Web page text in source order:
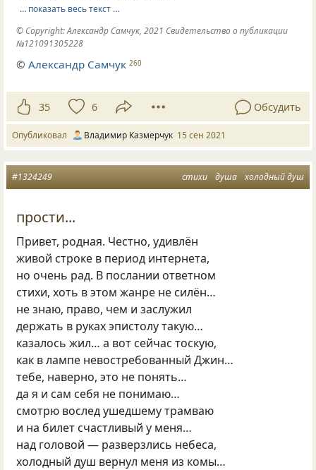
… показать весь текст …
© Copyright: Александр Самчук, 2021 Свидетельство о публикации
№121091305228
©Александр Самчук 260
35 6 Обсудить
Опубликовал Владимир Казмерчук 15 сен 2021
стихи душа холодный душ
#1324249
прости...
Привет, родная. Честно, удивлён
живой строке в период интернета,
но очень рад. В послании ответном
стихи, хоть в этом жанре не силён…
не знаю, право, чем и заслужил
держать в руках эпистолу такую…
казалось жил… а вот сейчас тоскую,
как в лампе невостребованный Джин…
тебе, наверно, это не понять…
да я и сам себя не понимаю…
смотрю вослед ушедшему трамваю
и на билет счастливый у меня…
над головой — разверзлись небеса,
холодный душ вернул меня из комы…